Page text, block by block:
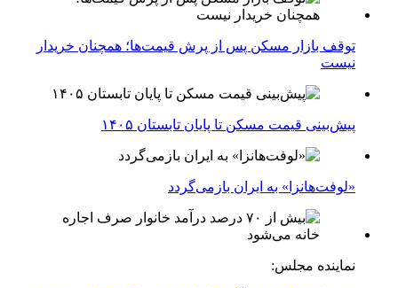
توقف بازار مسکن پس از پرش قیمت‌ها؛ همچنان خریدار
نیست
پیش‌بینی قیمت مسکن تا پایان تابستان ۱۴۰۵
«لوفت‌هانزا» به ایران بازمی‌گردد
نماینده مجلس: